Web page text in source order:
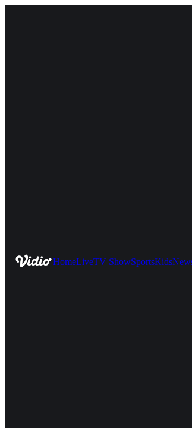
HomeLiveTV ShowSportsKids